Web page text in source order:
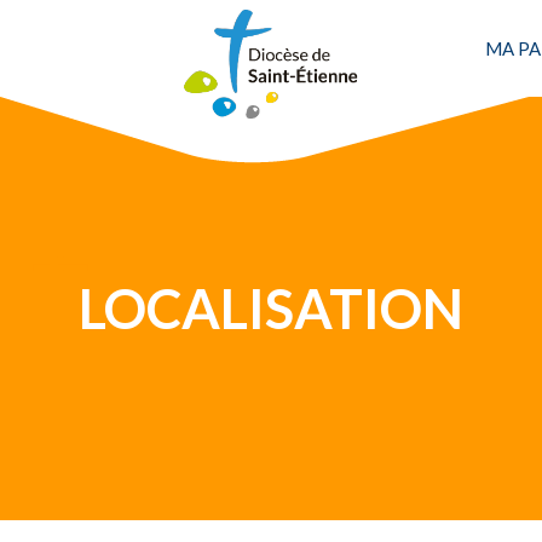
MA
Une personne
LOCALISATION